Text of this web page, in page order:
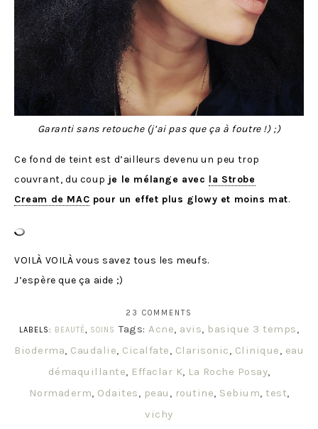
Garanti sans retouche (j’ai pas que ça à foutre !) ;)
Ce fond de teint est d’ailleurs devenu un peu trop
couvrant, du coup je le mélange avec la Strobe
Cream de MAC pour un effet plus glowy et moins mat.
VOILÀ VOILÀ vous savez tous les meufs.
J’espère que ça aide ;)
23 COMMENTS
LABELS:
BEAUTÉ, SOINS Tags: Acne, avis, basique 3 temps,
Bioderma, Caudalie, Cicalfate, Clarisonic, Clinique, eau
démaquillante, Effaclar K, La Roche Posay,
Normaderm, Odaites, peau , routine, Sebium, test,
vichy